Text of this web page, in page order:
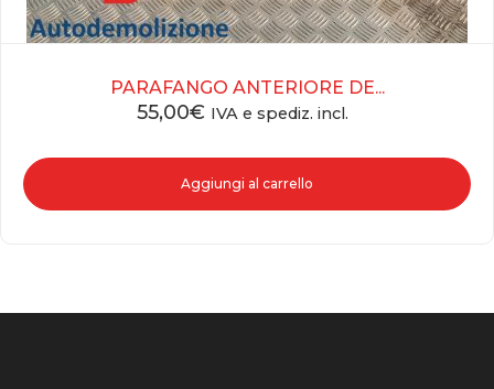
PARAFANGO ANTERIORE DE...
55,00€ IVA e spediz. incl.
Aggiungi al carrello